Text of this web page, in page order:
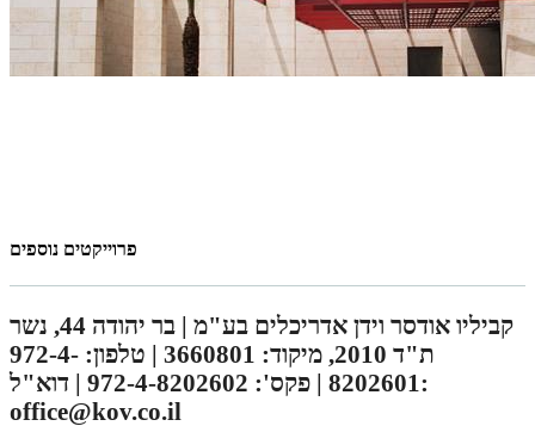
פרוייקטים נוספים
קביליו אודסר וידן אדריכלים בע"מ | בר יהודה 44, נשר
ת"ד 2010, מיקוד: 3660801 | טלפון: 972-4-
8202601 | פקס': 972-4-8202602 | דוא"ל:
office@kov.co.il